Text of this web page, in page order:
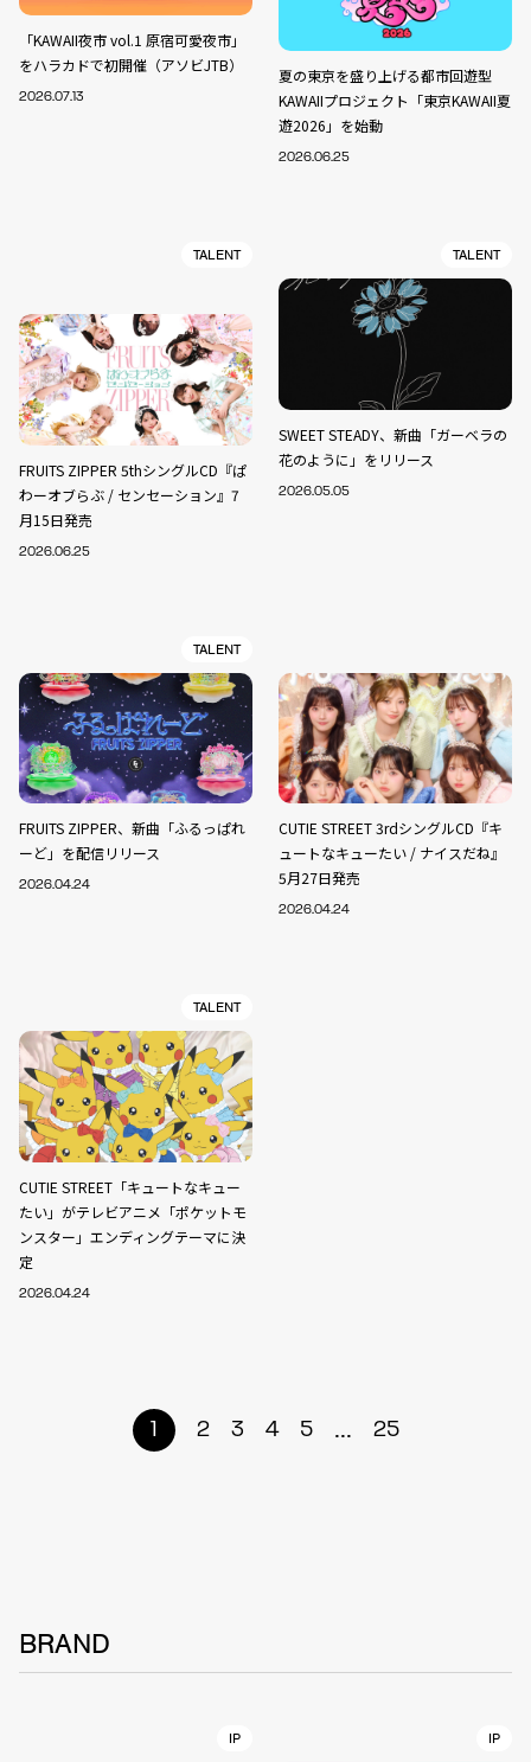
「KAWAII夜市 vol.1 原宿可愛夜市」
をハラカドで初開催（アソビJTB）
2026.07.13
夏の東京を盛り上げる都市回遊型
KAWAIIプロジェクト「東京KAWAII夏
遊2026」を始動
2026.06.25
TALENT
FRUITS ZIPPER 5thシングルCD『ぱ
わーオブらぶ / センセーション』7
月15日発売
2026.06.25
TALENT
SWEET STEADY、新曲「ガーベラの
花のように」をリリース
2026.05.05
TALENT
FRUITS ZIPPER、新曲「ふるっぱれ
ーど」を配信リリース
2026.04.24
CUTIE STREET 3rdシングルCD『キ
ュートなキューたい / ナイスだね』
5月27日発売
2026.04.24
TALENT
CUTIE STREET「キュートなキュー
たい」がテレビアニメ「ポケットモ
ンスター」エンディングテーマに決
定
2026.04.24
1 2 3 4 5 ... 25
BRAND
IP IP